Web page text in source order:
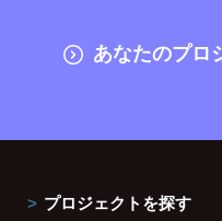
あなたのプロ
プロジェクトを探す